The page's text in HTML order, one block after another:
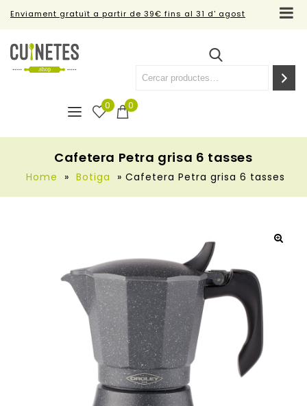
Enviament gratuït a partir de 39€ fins al 31 d' agost
0
0
Cafetera Petra grisa 6 tasses
Home » Botiga » Cafetera Petra grisa 6 tasses